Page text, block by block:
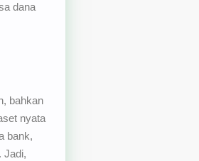
dana
bahkan
nyata
bank,
Jadi,